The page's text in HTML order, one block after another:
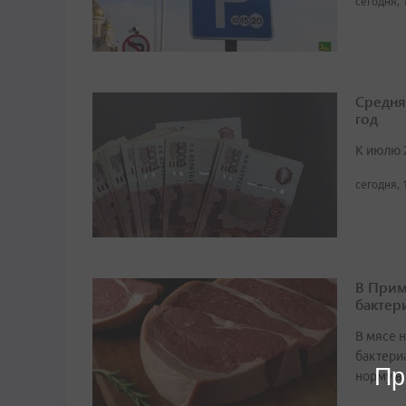
год
К июлю
сегодня,
В
В мясе
норму в